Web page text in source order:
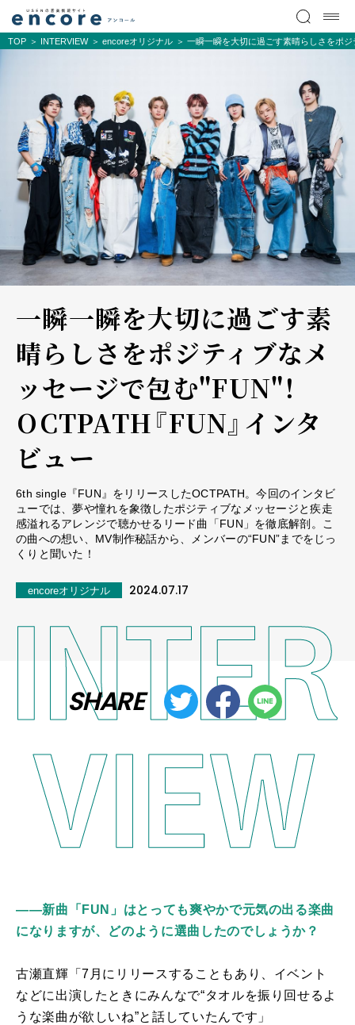
TOP INTERVIEW encoreオリジナル 一瞬一瞬を大切に過ごす素晴らしさをポ
一瞬一瞬を大切に過ごす素
晴らしさをポジティブなメ
ッセージで包む"FUN"！
――OCTPATH『FUN』インタ
ビュー
6th single『FUN』をリリースしたOCTPATH。今回のインタビ
ューでは、夢や憧れを象徴したポジティブなメッセージと疾⾛
感溢れるアレンジで聴かせるリード曲「FUN」を徹底解剖。こ
の曲への想い、MV制作秘話から、メンバーの“FUN”までをじっ
くりと聞いた！
encoreオリジナル 2024.07.17
SHARE
――新曲「FUN」はとっても爽やかで元気の出る楽曲
になりますが、どのように選曲したのでしょうか？
古瀬直輝「7 月にリリースすることもあり、イベント
などに出演したときにみんなで“タオルを振り回せるよ
うな楽曲が欲しいね”と話していたんです」